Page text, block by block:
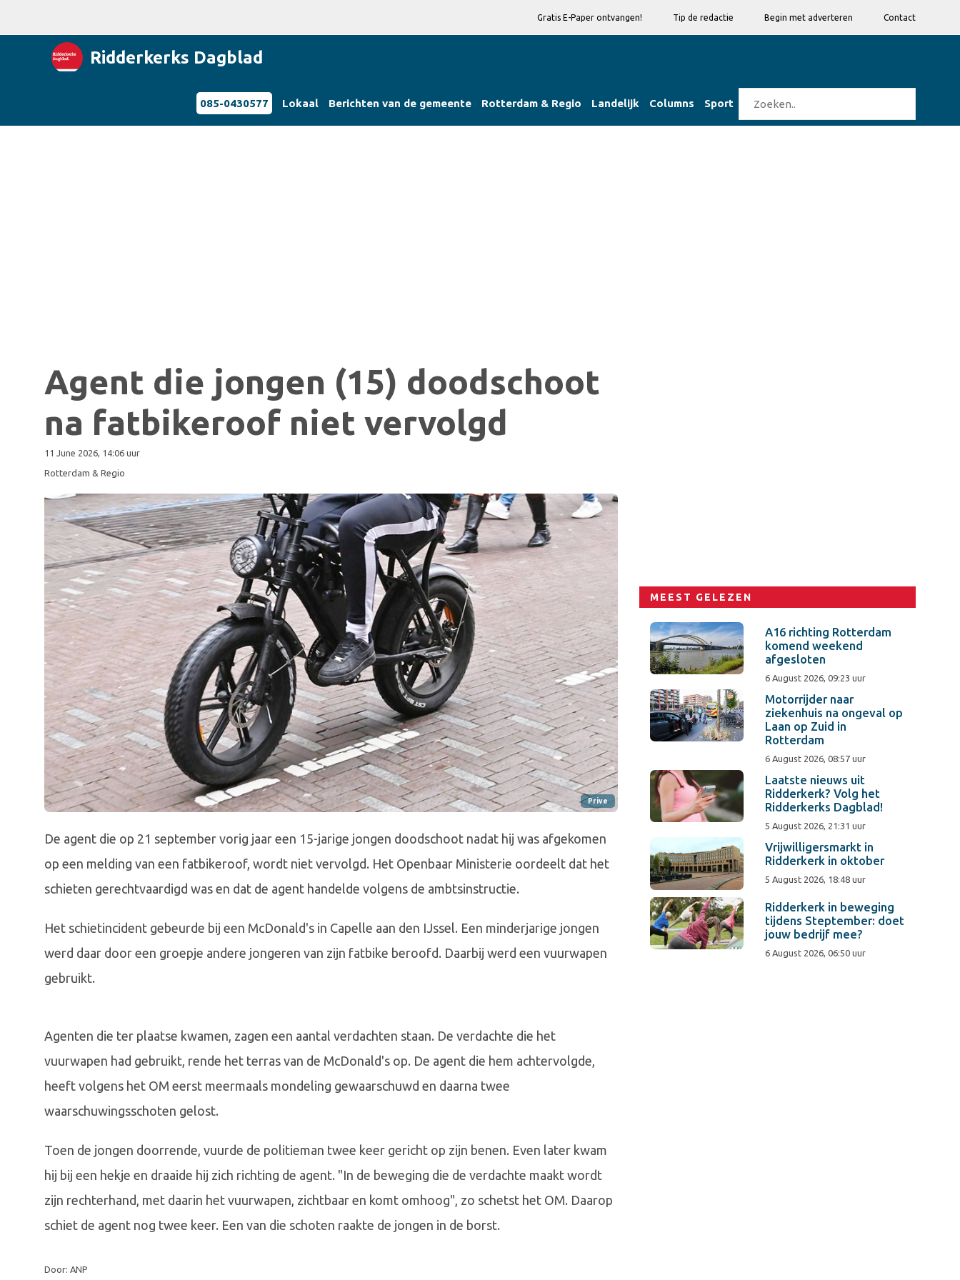
Gratis E-Paper ontvangen! Tip de redactie Begin met adverteren Contact
Ridderkerks Dagblad
085-0430577 Lokaal Berichten van de gemeente Rotterdam & Regio Landelijk Columns Sport
Agent die jongen (15) doodschoot
na fatbikeroof niet vervolgd
11 June 2026, 14:06 uur
Rotterdam & Regio
Prive
De agent die op 21 september vorig jaar een 15-jarige jongen doodschoot nadat hij was afgekomen
op een melding van een fatbikeroof, wordt niet vervolgd. Het Openbaar Ministerie oordeelt dat het
schieten gerechtvaardigd was en dat de agent handelde volgens de ambtsinstructie.
Het schietincident gebeurde bij een McDonald's in Capelle aan den IJssel. Een minderjarige jongen
werd daar door een groepje andere jongeren van zijn fatbike beroofd. Daarbij werd een vuurwapen
gebruikt.
Agenten die ter plaatse kwamen, zagen een aantal verdachten staan. De verdachte die het
vuurwapen had gebruikt, rende het terras van de McDonald's op. De agent die hem achtervolgde,
heeft volgens het OM eerst meermaals mondeling gewaarschuwd en daarna twee
waarschuwingsschoten gelost.
Toen de jongen doorrende, vuurde de politieman twee keer gericht op zijn benen. Even later kwam
hij bij een hekje en draaide hij zich richting de agent. "In de beweging die de verdachte maakt wordt
zijn rechterhand, met daarin het vuurwapen, zichtbaar en komt omhoog", zo schetst het OM. Daarop
schiet de agent nog twee keer. Een van die schoten raakte de jongen in de borst.
Door: ANP
MEEST GELEZEN
A16 richting Rotterdam
komend weekend
afgesloten
6 August 2026, 09:23 uur
Motorrijder naar
ziekenhuis na ongeval op
Laan op Zuid in
Rotterdam
6 August 2026, 08:57 uur
Laatste nieuws uit
Ridderkerk? Volg het
Ridderkerks Dagblad!
5 August 2026, 21:31 uur
Vrijwilligersmarkt in
Ridderkerk in oktober
5 August 2026, 18:48 uur
Ridderkerk in beweging
tijdens Steptember: doet
jouw bedrijf mee?
6 August 2026, 06:50 uur